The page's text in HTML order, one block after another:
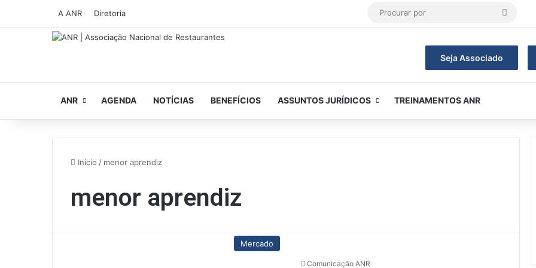
A ANR Diretoria
Seja Associado
ANR AGENDA NOTÍCIAS BENEFÍCIOS ASSUNTOS JURÍDICOS TREINAMENTOS ANR
Início / menor aprendiz
menor aprendiz
Mercado
Comunicação ANR